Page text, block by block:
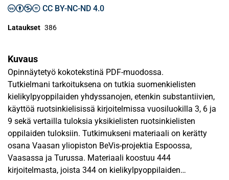
CC BY-NC-ND 4.0
Lataukset 386
Kuvaus
Opinnäytetyö kokotekstinä PDF-muodossa.
Tutkielmani tarkoituksena on tutkia suomenkielisten
kielikylpyoppilaiden yhdyssanojen, etenkin substantiivien,
käyttöä ruotsinkielisissä kirjoitelmissa vuosiluokilla 3, 6 ja
9 sekä vertailla tuloksia yksikielisten ruotsinkielisten
oppilaiden tuloksiin. Tutkimukseni materiaali on kerätty
osana Vaasan yliopiston BeVis-projektia Espoossa,
Vaasassa ja Turussa. Materiaali koostuu 444
kirjoitelmasta, joista 344 on kielikylpyoppilaiden